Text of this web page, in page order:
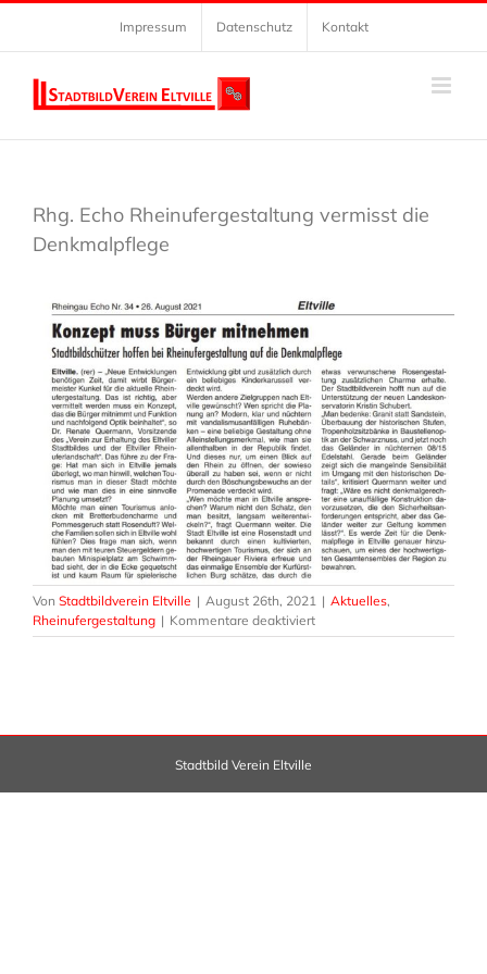
Zum
springen
Impressum Datenschutz Kontakt
Rhg. Echo Rheinufergestaltung vermisst die
Denkmalpflege
Von Stadtbildverein Eltville | August 26th, 2021 | Aktuelles,
Rheinufergestaltung | Kommentare deaktiviertfür
Rhg.
Denkmalpflege
Stadtbild Verein Eltville